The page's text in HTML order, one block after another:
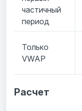
частичный
период
Только
VWAP
Расчет